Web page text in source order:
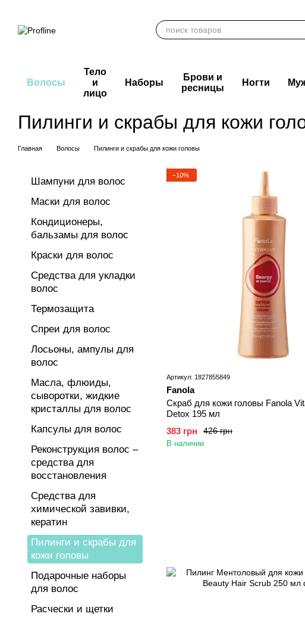
Волосы
Тело
и
лицо
Наборы
Брови и
ресницы
Ногти
Пилинги и скрабы для кожи
Главная Волосы Пилинги и скрабы для кожи головы
−10%
Артикул: 1827855849
Fanola
Скраб для кожи головы Fanola
Detox 195 мл
426 грн
383 грн
В наличии
Шампуни для волос
Маски для волос
Кондиционеры,
бальзамы для волос
Краски для волос
Средства для укладки
волос
Термозащита
Спреи для волос
Лосьоны, ампулы для
волос
Масла, флюиды,
сыворотки, жидкие
кристаллы для волос
Капсулы для волос
Реконструкция волос –
средства для
восстановления
Средства для
химической завивки,
кератин
Пилинги и скрабы для
кожи головы
Подарочные наборы
для волос
Расчески и щетки